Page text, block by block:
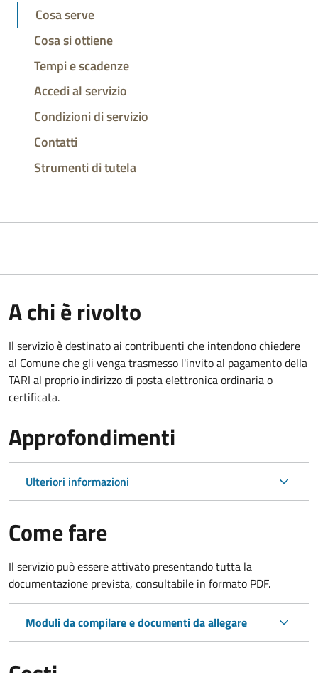
Cosa serve
Cosa si ottiene
Tempi e scadenze
Accedi al servizio
Condizioni di servizio
Contatti
Strumenti di tutela
A chi è rivolto
Il servizio è destinato ai contribuenti che intendono chiedere
al Comune che gli venga trasmesso l'invito al pagamento della
TARI al proprio indirizzo di posta elettronica ordinaria o
certificata.
Approfondimenti
Ulteriori informazioni
Come fare
Il servizio può essere attivato presentando tutta la
documentazione prevista, consultabile in formato PDF.
Moduli da compilare e documenti da allegare